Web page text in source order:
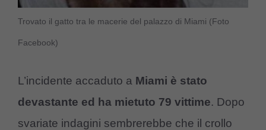
Trovato il gatto tra le macerie del palazzo di Miami (Foto
Facebook)
L’incidente accaduto a Miami è stato
devastante ed ha mietuto 79 vittime. Dopo
svariate indagini sembrerebbe che il crollo